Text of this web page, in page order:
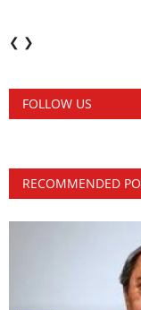
❮ ❯
FOLLOW US
RECOMMENDED